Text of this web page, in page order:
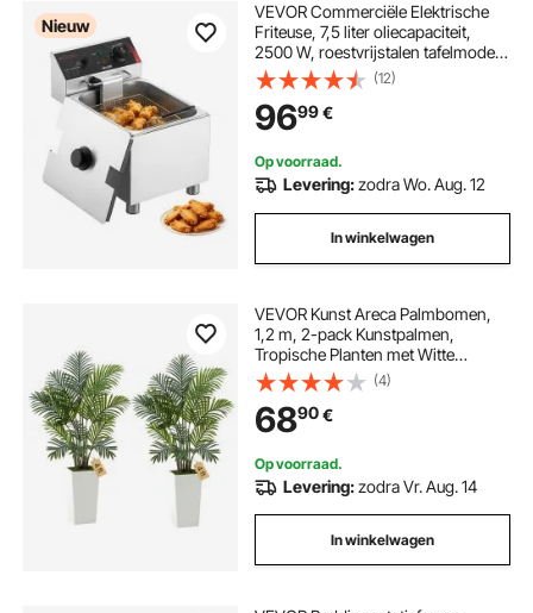
Nieuw
VEVOR Commerciële Elektrische
Friteuse, 7,5 liter oliecapaciteit,
2500 W, roestvrijstalen tafelmodel
friteuse met mandje en deksel,
oververhittingsbeveiliging,
temperatuurregeling, verstelbare
poten voor gebruik in de horeca.
(12)
9699€
Op voorraad.
Levering:zodra Wo. Aug. 12
In winkelwagen
VEVOR Kunst Areca Palmbomen,
1,2 m, 2-pack Kunstpalmen,
Tropische Planten met Witte
Plantenbak, Kunstzijden Plant in
Pot, Nepboom voor Veranda's,
Woonkamers, Patio's, Huis,
Kantoor
(4)
6890€
Op voorraad.
Levering:zodra Vr. Aug. 14
In winkelwagen